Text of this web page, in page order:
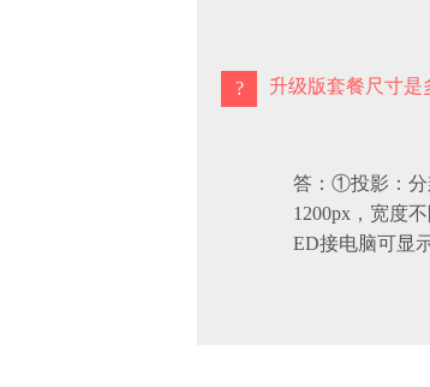
升级版套餐尺寸是
答：①投影：分
1200px，宽度
ED接电脑可显